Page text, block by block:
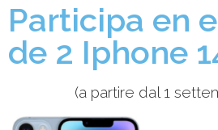
Participa en
de 2 Iphone
(a partire dal 1